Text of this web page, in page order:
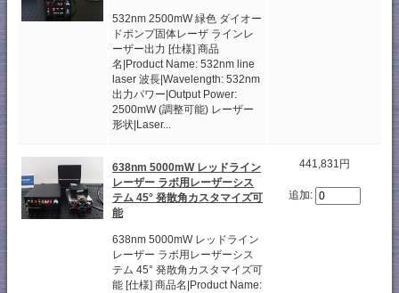
532nm 2500mW 緑色 ダイオー
ドポンプ固体レーザ ラインレ
ーザー出力 [仕様] 商品
名|Product Name: 532nm line
laser 波長|Wavelength: 532nm
出力パワー|Output Power:
2500mW (調整可能) レーザー
形状|Laser...
638nm 5000mW レッドライン
レーザー ラボ用レーザーシス
テム 45° 発散角カスタマイズ可
能
638nm 5000mW レッドライン
レーザー ラボ用レーザーシス
テム 45° 発散角カスタマイズ可
能 [仕様] 商品名|Product Name:
441,831円
追加: